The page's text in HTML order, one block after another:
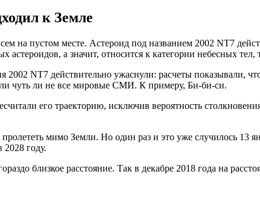
к Земле
на пустом месте. Астероид под названием 2002 NT7
а значит, относится к категории небесных тел,
NТ7 действительно ужаснули: расчеты показывали,
чуть ли не все мировые СМИ. К примеру, Би-би-си.
его траекторию, исключив вероятность
мимо Земли. Но один раз и это уже случилось 13
году.
близкое расстояние. Так в декабре 2018 года на